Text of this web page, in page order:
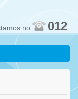
no 012